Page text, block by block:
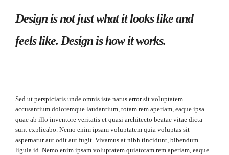
Design is not just what it looks like and
feels like. Design is how it works.
Sed ut perspiciatis unde omnis iste natus error sit voluptatem
accusantium doloremque laudantium, totam rem aperiam, eaque ipsa
quae ab illo inventore veritatis et quasi architecto beatae vitae dicta
sunt explicabo. Nemo enim ipsam voluptatem quia voluptas sit
aspernatur aut odit aut fugit. Vivamus at nibh tincidunt, bibendum
ligula id. Nemo enim ipsam voluptatem quiatotam rem aperiam, eaque